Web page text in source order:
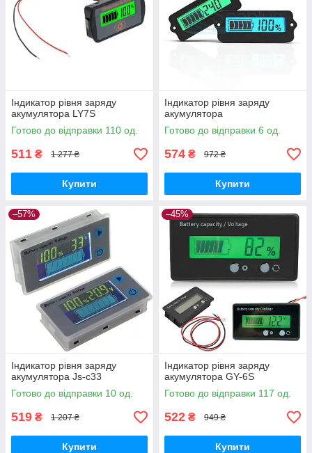
Індикатор рівня заряду
акумулятора LY7S
Готово до відправки 110 од.
511 ₴ 1 277 ₴
Купити
Індикатор рівня заряду
акумулятора
Готово до відправки 6 од.
574 ₴ 972 ₴
Купити
–57%
Індикатор рівня заряду
акумулятора Js-c33
Готово до відправки 10 од.
519 ₴ 1 207 ₴
Купити
–45%
Індикатор рівня заряду
акумулятора GY-6S
Готово до відправки 117 од.
522 ₴ 949 ₴
Купити